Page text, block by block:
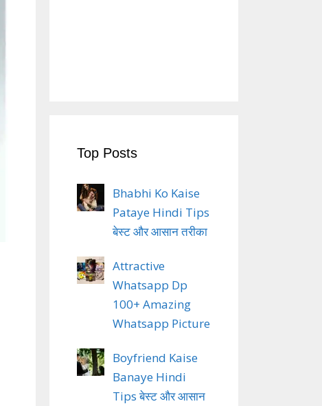
Top Posts
Bhabhi Ko Kaise
Pataye Hindi Tips
बेस्ट और आसान तरीका
Attractive
Whatsapp Dp
100+ Amazing
Whatsapp Picture
Boyfriend Kaise
Banaye Hindi
Tips बेस्ट और आसान